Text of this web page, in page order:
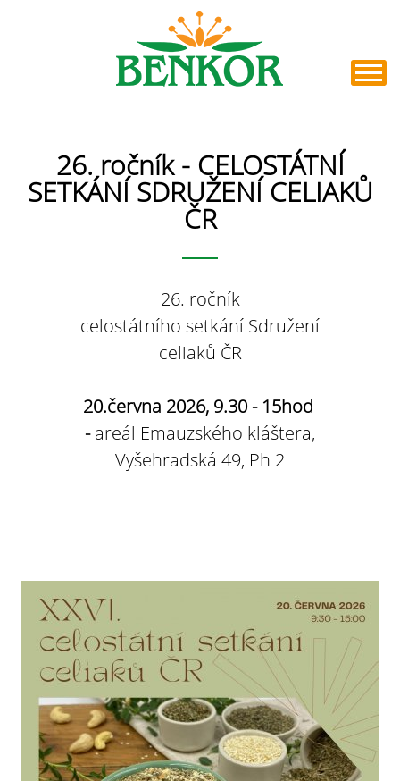
26. ročník - CELOSTÁTNÍ
SETKÁNÍ SDRUŽENÍ CELIAKŮ
ČR
26. ročník
celostátního setkání Sdružení
celiaků ČR
20.června 2026, 9.30 - 15hod
-areál Emauzského kláštera,
Vyšehradská 49, Ph 2